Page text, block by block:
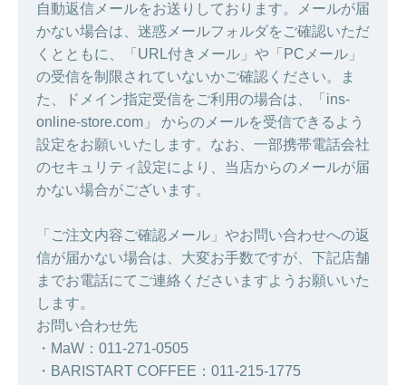
自動返信メールをお送りしております。メールが届
かない場合は、迷惑メールフォルダをご確認いただ
くとともに、「URL付きメール」や「PCメール」
の受信を制限されていないかご確認ください。ま
た、ドメイン指定受信をご利用の場合は、「ins-
online-store.com」 からのメールを受信できるよう
設定をお願いいたします。なお、一部携帯電話会社
のセキュリティ設定により、当店からのメールが届
かない場合がございます。
「ご注文内容ご確認メール」やお問い合わせへの返
信が届かない場合は、大変お手数ですが、下記店舗
までお電話にてご連絡くださいますようお願いいた
します。
お問い合わせ先
・MaW：011-271-0505
・BARISTART COFFEE：011-215-1775